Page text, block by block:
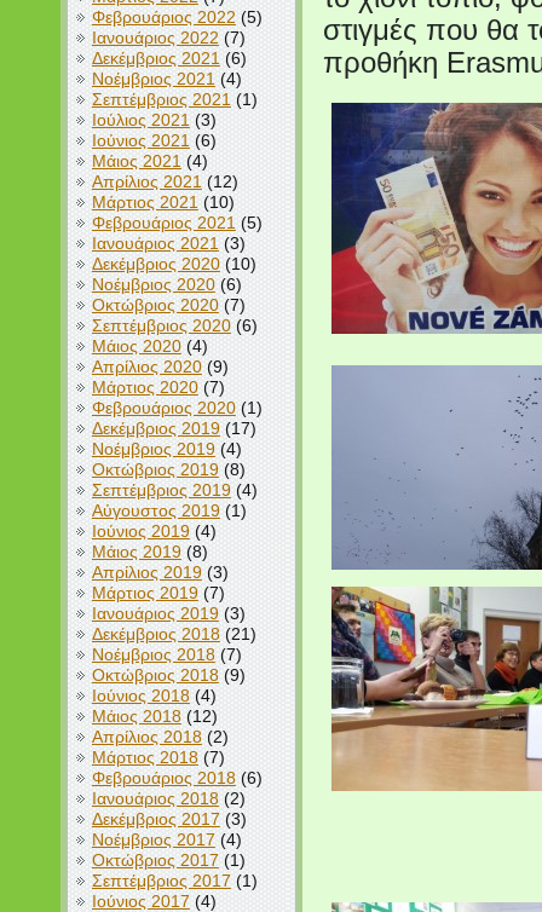
Φεβρουάριος 2022 (5)
Ιανουάριος 2022 (7)
Δεκέμβριος 2021 (6)
Νοέμβριος 2021 (4)
Σεπτέμβριος 2021 (1)
Ιούλιος 2021 (3)
Ιούνιος 2021 (6)
Μάιος 2021 (4)
Απρίλιος 2021 (12)
Μάρτιος 2021 (10)
Φεβρουάριος 2021 (5)
Ιανουάριος 2021 (3)
Δεκέμβριος 2020(10)
Νοέμβριος 2020(6)
Οκτώβριος 2020(7)
Σεπτέμβριος 2020(6)
Μάιος 2020(4)
Απρίλιος 2020(9)
Μάρτιος 2020(7)
Φεβρουάριος 2020(1)
Δεκέμβριος 2019(17)
Νοέμβριος 2019(4)
Οκτώβριος 2019(8)
Σεπτέμβριος 2019(4)
Αύγουστος 2019(1)
Ιούνιος 2019(4)
Μάιος 2019(8)
Απρίλιος 2019(3)
Μάρτιος 2019(7)
Ιανουάριος 2019(3)
Δεκέμβριος 2018(21)
Νοέμβριος 2018(7)
Οκτώβριος 2018(9)
Ιούνιος 2018(4)
Μάιος 2018(12)
Απρίλιος 2018(2)
Μάρτιος 2018(7)
Φεβρουάριος 2018(6)
Ιανουάριος 2018(2)
Δεκέμβριος 2017 (3)
Νοέμβριος 2017(4)
Οκτώβριος 2017(1)
Σεπτέμβριος 2017 (1)
Ιούνιος 2017 (4)
στιγμές που θα
προθήκη